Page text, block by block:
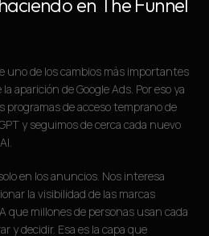
uno de los cambios más importantes
aparición de Google Ads. Por eso ya
programas de acceso temprano de
y seguimos de cerca cada nuevo
en los anuncios. Nos interesa
la visibilidad de las marcas
que millones de personas usan cada
y decidir. Esa es la capa que